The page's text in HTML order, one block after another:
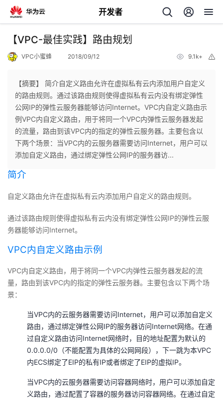
开发者
返
个
人
主
页
我
开
发
的
我
【VPC-最佳实践】路由规划
VPC小蜜蜂 2018/09/12 9.1k+
【摘要】 简介自定义路由允许在虚拟私有云内添加用户自定义
的路由规则。通过该路由规则使得虚拟私有云内没有绑定弹性
公网IP的弹性云服务器能够访问Internet。VPC内自定义路由示
例VPC内自定义路由，用于将同一个VPC内弹性云服务器发起
的流量，路由到该VPC内的指定的弹性云服务器。主要包含以
下两个场景：当VPC内的云服务器需要访问Internet，用户可以
添加自定义路由，通过绑定弹性公网IP的服务器访...
简介
自定义路由允许在虚拟私有云内添加用户自定义的路由规则。
通过该路由规则使得虚拟私有云内没有绑定弹性公网IP的弹性云服
务器能够访问Internet。
VPC内自定义路由示例
VPC内自定义路由，用于将同一个VPC内弹性云服务器发起的流
量，路由到该VPC内的指定的弹性云服务器。主要包含以下两个场
景：
当VPC内的云服务器需要访问Internet，用户可以添加自定义
路由，通过绑定弹性公网IP的服务器访问Internet网络。在通
过自定义路由访问Internet网络时，目的地址配置为默认的
0.0.0.0/0（不能配置为具体的公网网段），下一跳为本VPC
内ECS绑定了EIP的私有IP或者绑定了EIP的虚拟IP。
当VPC内的云服务器需要访问容器网络时，用户可以添加自定
义路由，通过配置了容器的服务器访问容器网络。在通过自定